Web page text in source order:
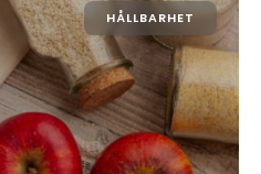
HÅLLBARHET